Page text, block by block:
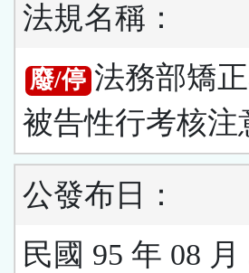
法規名稱：
廢/停 法務部矯
被告性行考核注
公發布日：
民國 95 年 08 月